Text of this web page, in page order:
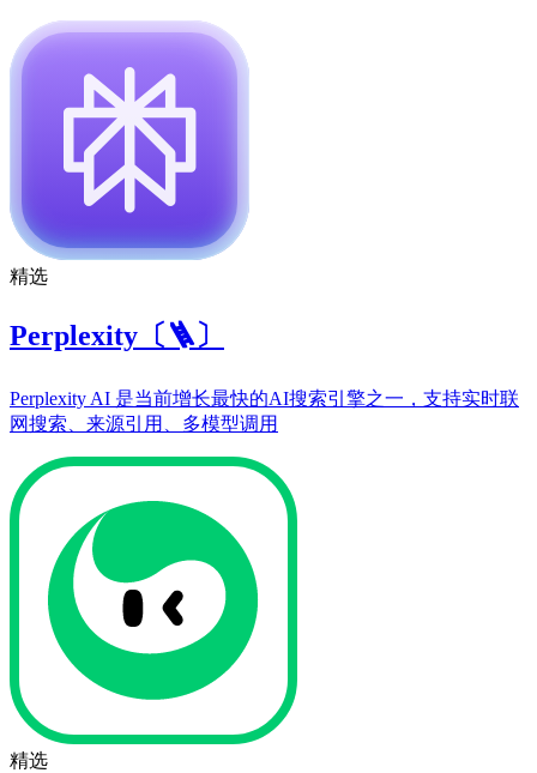
精选
Perplexity〔🪜〕
Perplexity AI 是当前增长最快的AI搜索引擎之一，支持实时联
网搜索、来源引用、多模型调用
精选